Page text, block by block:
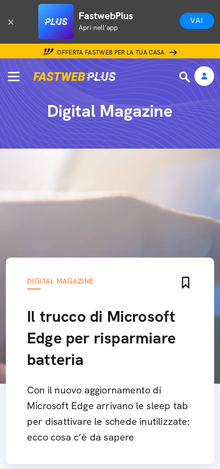
FastwebPlus
Apri nell'app
VAI
OFFERTA FASTWEB PER LA TUA CASA
Digital Magazine
DIGITAL MAGAZINE
Il trucco di Microsoft
Edge per risparmiare
batteria
Con il nuovo aggiornamento di
Microsoft Edge arrivano le sleep tab
per disattivare le schede inutilizzate:
ecco cosa c’è da sapere